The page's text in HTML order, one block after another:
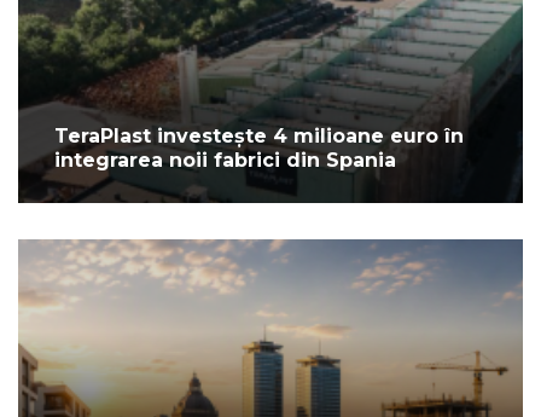
TeraPlast investește 4 milioane euro în
integrarea noii fabrici din Spania